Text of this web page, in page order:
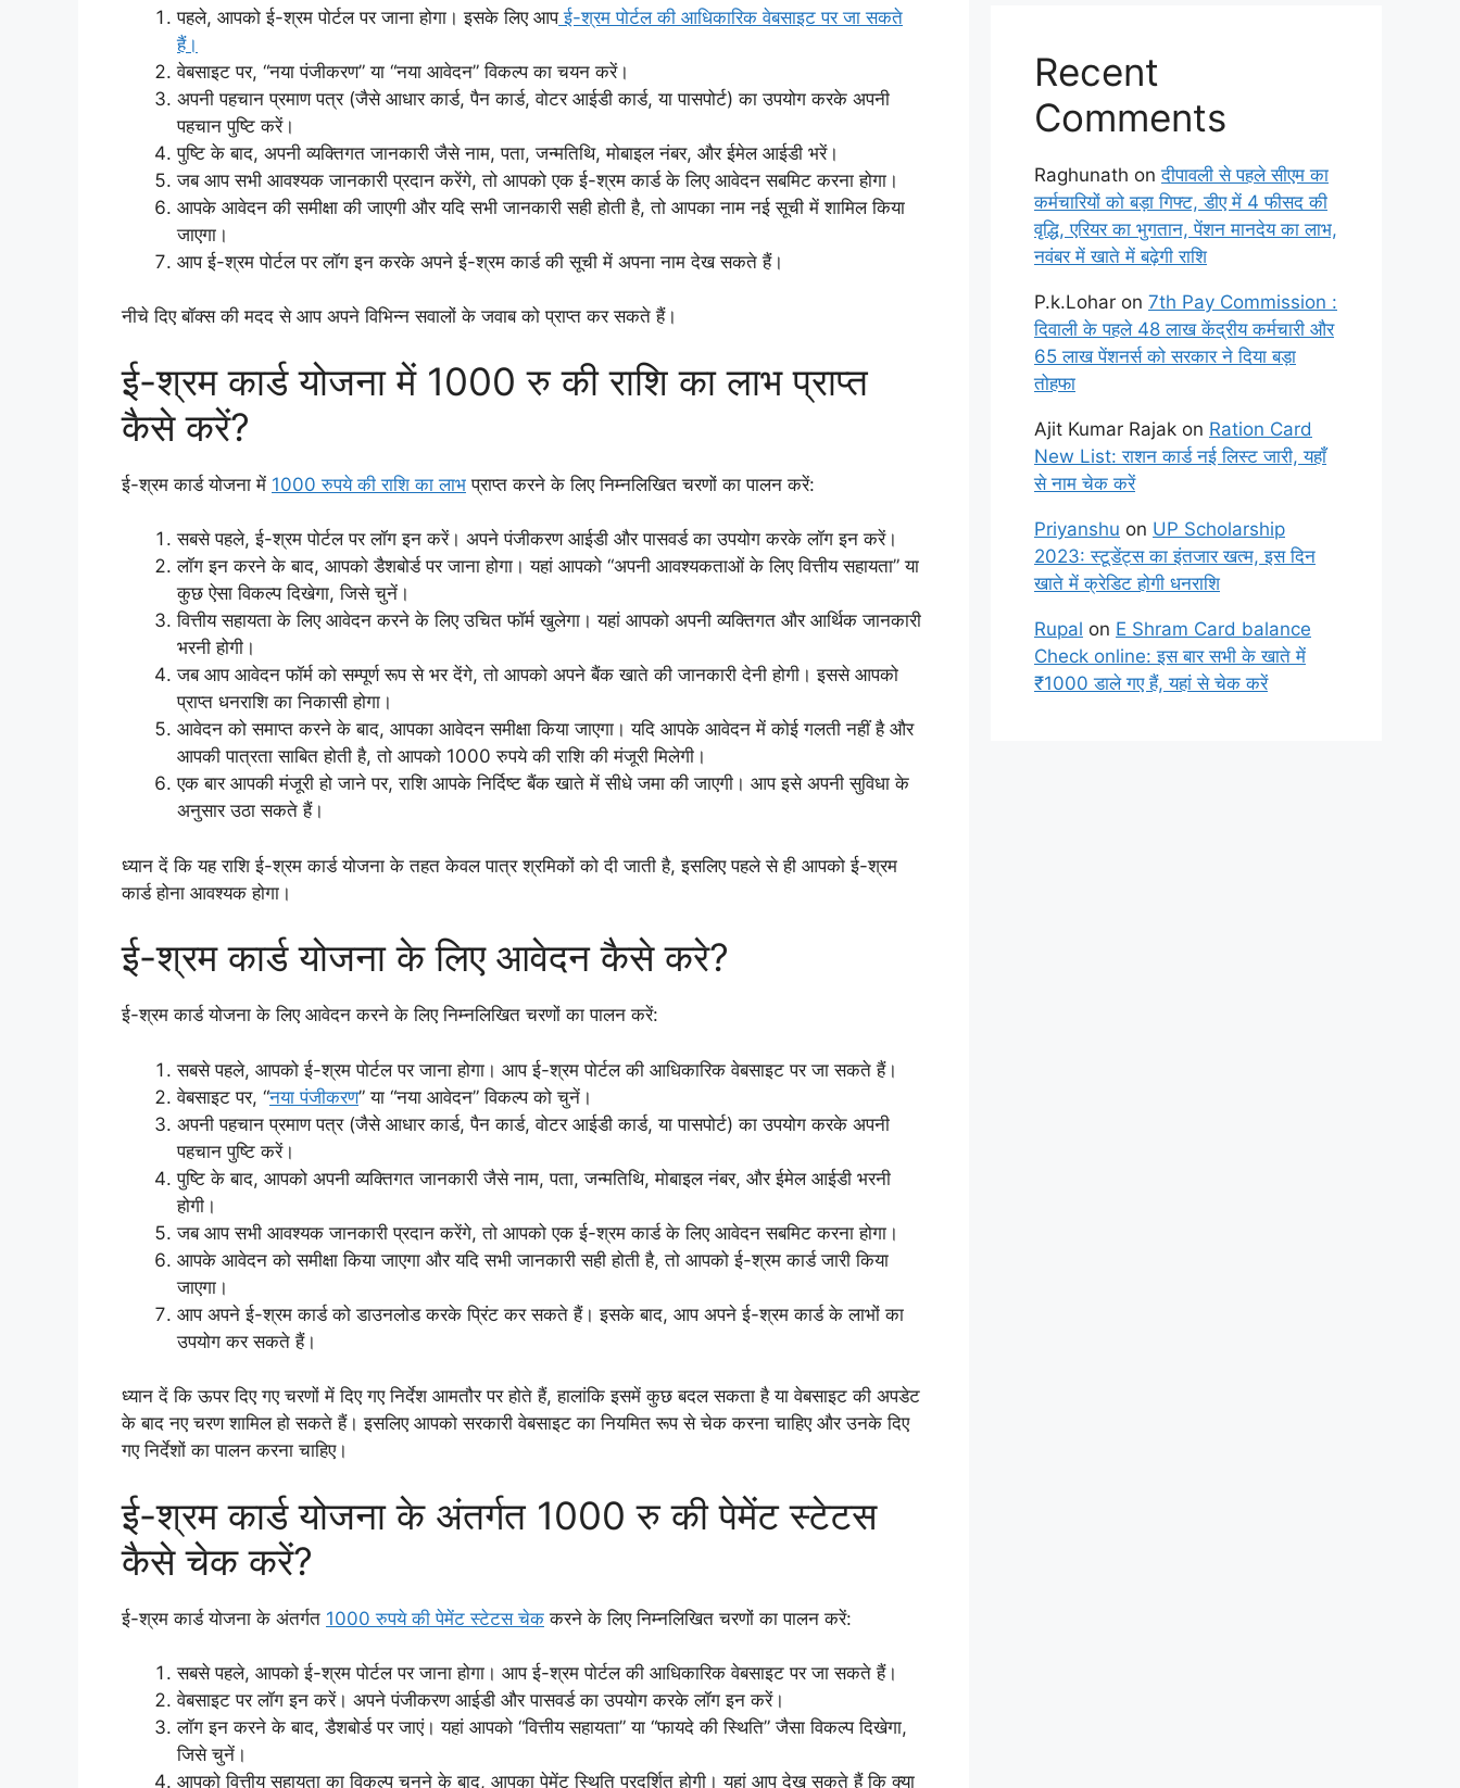
पहले, आपको ई-श्रम पोर्टल पर जाना होगा। इसके लिए आपई-श्रम पोर्टल की आधिकारिक वेबसाइट पर जा सकते
हैं।
वेबसाइट पर, “नया पंजीकरण” या “नया आवेदन” विकल्प का चयन करें।
अपनी पहचान प्रमाण पत्र (जैसे आधार कार्ड, पैन कार्ड, वोटर आईडी कार्ड, या पासपोर्ट) का उपयोग करके अपनी
पहचान पुष्टि करें।
पुष्टि के बाद, अपनी व्यक्तिगत जानकारी जैसे नाम, पता, जन्मतिथि, मोबाइल नंबर, और ईमेल आईडी भरें।
जब आप सभी आवश्यक जानकारी प्रदान करेंगे, तो आपको एक ई-श्रम कार्ड के लिए आवेदन सबमिट करना होगा।
आपके आवेदन की समीक्षा की जाएगी और यदि सभी जानकारी सही होती है, तो आपका नाम नई सूची में शामिल किया
जाएगा।
आप ई-श्रम पोर्टल पर लॉग इन करके अपने ई-श्रम कार्ड की सूची में अपना नाम देख सकते हैं।
नीचे दिए बॉक्स की मदद से आप अपने विभिन्न सवालों के जवाब को प्राप्त कर सकते हैं।
ई-श्रम कार्ड योजना में 1000 रु की राशि का लाभ प्राप्त
कैसे करें?
ई-श्रम कार्ड योजना में 1000 रुपये की राशि का लाभ प्राप्त करने के लिए निम्नलिखित चरणों का पालन करें:
सबसे पहले, ई-श्रम पोर्टल पर लॉग इन करें। अपने पंजीकरण आईडी और पासवर्ड का उपयोग करके लॉग इन करें।
लॉग इन करने के बाद, आपको डैशबोर्ड पर जाना होगा। यहां आपको “अपनी आवश्यकताओं के लिए वित्तीय सहायता” या
कुछ ऐसा विकल्प दिखेगा, जिसे चुनें।
वित्तीय सहायता के लिए आवेदन करने के लिए उचित फॉर्म खुलेगा। यहां आपको अपनी व्यक्तिगत और आर्थिक जानकारी
भरनी होगी।
जब आप आवेदन फॉर्म को सम्पूर्ण रूप से भर देंगे, तो आपको अपने बैंक खाते की जानकारी देनी होगी। इससे आपको
प्राप्त धनराशि का निकासी होगा।
आवेदन को समाप्त करने के बाद, आपका आवेदन समीक्षा किया जाएगा। यदि आपके आवेदन में कोई गलती नहीं है और
आपकी पात्रता साबित होती है, तो आपको 1000 रुपये की राशि की मंजूरी मिलेगी।
एक बार आपकी मंजूरी हो जाने पर, राशि आपके निर्दिष्ट बैंक खाते में सीधे जमा की जाएगी। आप इसे अपनी सुविधा के
अनुसार उठा सकते हैं।
ध्यान दें कि यह राशि ई-श्रम कार्ड योजना के तहत केवल पात्र श्रमिकों को दी जाती है, इसलिए पहले से ही आपको ई-श्रम
कार्ड होना आवश्यक होगा।
ई-श्रम कार्ड योजना के लिए आवेदन कैसे करे?
ई-श्रम कार्ड योजना के लिए आवेदन करने के लिए निम्नलिखित चरणों का पालन करें:
सबसे पहले, आपको ई-श्रम पोर्टल पर जाना होगा। आप ई-श्रम पोर्टल की आधिकारिक वेबसाइट पर जा सकते हैं।
वेबसाइट पर, “नया पंजीकरण” या “नया आवेदन” विकल्प को चुनें।
अपनी पहचान प्रमाण पत्र (जैसे आधार कार्ड, पैन कार्ड, वोटर आईडी कार्ड, या पासपोर्ट) का उपयोग करके अपनी
पहचान पुष्टि करें।
पुष्टि के बाद, आपको अपनी व्यक्तिगत जानकारी जैसे नाम, पता, जन्मतिथि, मोबाइल नंबर, और ईमेल आईडी भरनी
होगी।
जब आप सभी आवश्यक जानकारी प्रदान करेंगे, तो आपको एक ई-श्रम कार्ड के लिए आवेदन सबमिट करना होगा।
आपके आवेदन को समीक्षा किया जाएगा और यदि सभी जानकारी सही होती है, तो आपको ई-श्रम कार्ड जारी किया
जाएगा।
आप अपने ई-श्रम कार्ड को डाउनलोड करके प्रिंट कर सकते हैं। इसके बाद, आप अपने ई-श्रम कार्ड के लाभों का
उपयोग कर सकते हैं।
ध्यान दें कि ऊपर दिए गए चरणों में दिए गए निर्देश आमतौर पर होते हैं, हालांकि इसमें कुछ बदल सकता है या वेबसाइट की अपडेट
के बाद नए चरण शामिल हो सकते हैं। इसलिए आपको सरकारी वेबसाइट का नियमित रूप से चेक करना चाहिए और उनके दिए
गए निर्देशों का पालन करना चाहिए।
ई-श्रम कार्ड योजना के अंतर्गत 1000 रु की पेमेंट स्टेटस
कैसे चेक करें?
ई-श्रम कार्ड योजना के अंतर्गत 1000 रुपये की पेमेंट स्टेटस चेक करने के लिए निम्नलिखित चरणों का पालन करें:
सबसे पहले, आपको ई-श्रम पोर्टल पर जाना होगा। आप ई-श्रम पोर्टल की आधिकारिक वेबसाइट पर जा सकते हैं।
वेबसाइट पर लॉग इन करें। अपने पंजीकरण आईडी और पासवर्ड का उपयोग करके लॉग इन करें।
लॉग इन करने के बाद, डैशबोर्ड पर जाएं। यहां आपको “वित्तीय सहायता” या “फायदे की स्थिति” जैसा विकल्प दिखेगा,
जिसे चुनें।
आपको वित्तीय सहायता का विकल्प चुनने के बाद, आपका पेमेंट स्थिति प्रदर्शित होगी। यहां आप देख सकते हैं कि क्या
Recent
Comments
Raghunath onदीपावली से पहले सीएम का
कर्मचारियों को बड़ा गिफ्ट, डीए में 4 फीसद की
वृद्धि, एरियर का भुगतान, पेंशन मानदेय का लाभ,
नवंबर में खाते में बढ़ेगी राशि
P.k.Lohar on 7th Pay Commission :
दिवाली के पहले 48 लाख केंद्रीय कर्मचारी और
65 लाख पेंशनर्स को सरकार ने दिया बड़ा
तोहफा
Ajit Kumar Rajak on Ration Card
New List: राशन कार्ड नई लिस्ट जारी, यहाँ
से नाम चेक करें
Priyanshu on UP Scholarship
2023: स्टूडेंट्स का इंतजार खत्म, इस दिन
खाते में क्रेडिट होगी धनराशि
Rupal on E Shram Card balance
Check online: इस बार सभी के खाते में
₹1000 डाले गए हैं, यहां से चेक करें